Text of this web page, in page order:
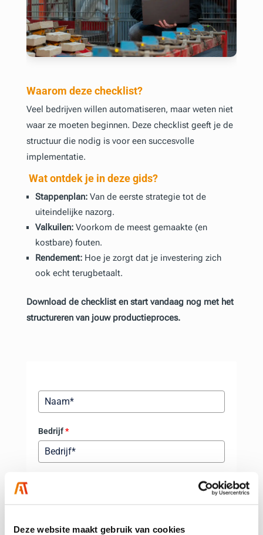
Deze website maakt gebruik van cookies
Waarom deze checklist?
Veel bedrijven willen automatiseren, maar weten niet
waar ze moeten beginnen. Deze checklist geeft je de
structuur die nodig is voor een succesvolle
implementatie.
Wat ontdek je in deze gids?
Stappenplan:Van de eerste strategie tot de
uiteindelijke nazorg.
Valkuilen:Voorkom de meest gemaakte (en
kostbare) fouten.
Rendement:Hoe je zorgt dat je investering zich
ook echt terugbetaalt.
Download de checklist en start vandaag nog met het
structureren van jouw productieproces.
Bedrijf*